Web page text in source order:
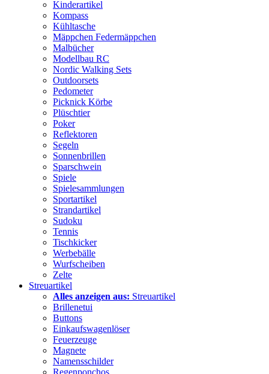
Kinderartikel
Kompass
Kühltasche
Mäppchen Federmäppchen
Malbücher
Modellbau RC
Nordic Walking Sets
Outdoorsets
Pedometer
Picknick Körbe
Plüschtier
Poker
Reflektoren
Segeln
Sonnenbrillen
Sparschwein
Spiele
Spielesammlungen
Sportartikel
Strandartikel
Sudoku
Tennis
Tischkicker
Werbebälle
Wurfscheiben
Zelte
Streuartikel
Alles anzeigen aus: Streuartikel
Brillenetui
Buttons
Einkaufswagenlöser
Feuerzeuge
Magnete
Namensschilder